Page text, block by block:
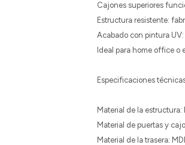
Cajones superiores
Estructura resistente:
Acabado con pintura
Ideal para home office o
Especificaciones
Material de la estructura:
Material de puertas y
Material de la trasera: